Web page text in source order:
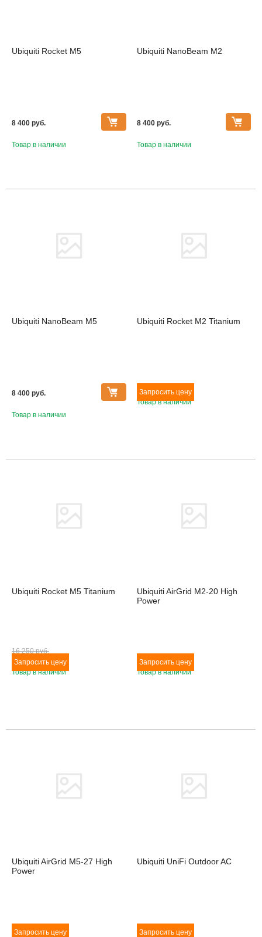
Ubiquiti Rocket M5
8 400 pуб.
Товар в наличии
Ubiquiti NanoBeam M2
8 400 pуб.
Товар в наличии
Ubiquiti NanoBeam M5
8 400 pуб.
Товар в наличии
Ubiquiti Rocket M2 Titanium
Товар в наличии
Ubiquiti Rocket M5 Titanium
16 250 pуб.
Товар в наличии
Ubiquiti AirGrid M2-20 High
Power
Товар в наличии
Ubiquiti AirGrid M5-27 High
Power
Ubiquiti UniFi Outdoor AC